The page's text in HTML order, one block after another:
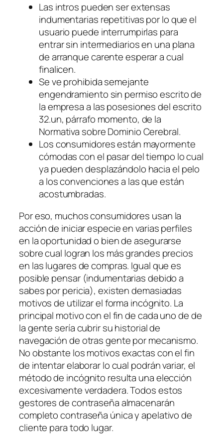
Las intros pueden ser extensas
indumentarias repetitivas por lo que el
usuario puede interrumpirlas para
entrar sin intermediarios en una plana
de arranque carente esperar a cual
finalicen.
Se ve prohibida semejante
engendramiento sin permiso escrito de
la empresa a las posesiones del escrito
32.un, párrafo momento, de la
Normativa sobre Dominio Cerebral.
Los consumidores están mayormente
cómodas con el pasar del tiempo lo cual
ya pueden desplazándolo hacia el pelo
a los convenciones a las que están
acostumbradas.
Por eso, muchos consumidores usan la
acción de iniciar especie en varias perfiles
en la oportunidad o bien de asegurarse
sobre cual logran los más grandes precios
en las lugares de compras. Igual que es
posible pensar (indumentarias debido a
sabes por pericia), existen demasiadas
motivos de utilizar el forma incógnito. La
principal motivo con el fin de cada uno de de
la gente serí­a cubrir su historial de
navegación de otras gente por mecanismo.
No obstante los motivos exactas con el fin
de intentar elaborar lo cual podrán variar, el
método de incógnito resulta una elección
excesivamente verdadera. Todos estos
gestores de contraseña almacenarán
completo contraseña única y apelativo de
cliente para todo lugar.